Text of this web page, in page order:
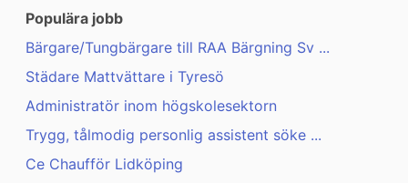
Populära jobb
Bärgare/Tungbärgare till RAA Bärgning Sv ...
Städare Mattvättare i Tyresö
Administratör inom högskolesektorn
Trygg, tålmodig personlig assistent söke ...
Ce Chaufför Lidköping